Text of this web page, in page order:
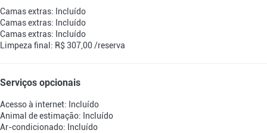
Camas extras: Incluído
Camas extras: Incluído
Camas extras: Incluído
Limpeza final: R$ 307,00 /reserva
Serviços opcionais
Acesso à internet: Incluído
Animal de estimação: Incluído
Ar-condicionado: Incluído